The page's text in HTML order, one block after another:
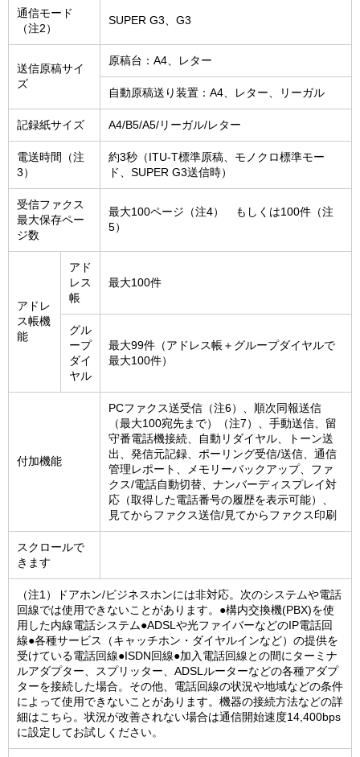
通信モード
（注2）
SUPER G3、G3
送信原稿サイ
ズ
原稿台：A4、レター
自動原稿送り装置：A4、レター、リーガル
記録紙サイズ A4/B5/A5/リーガル/レター
電送時間（注
3）
約3秒（ITU-T標準原稿、モノクロ標準モー
ド、SUPER G3送信時）
受信ファクス
最大保存ペー
ジ数
最大100ページ（注4） もしくは100件（注
5）
アドレ
ス帳機
能
アド
レス
帳
最大100件
グル
ープ
ダイ
ヤル
最大99件（アドレス帳＋グループダイヤルで
最大100件）
付加機能
PCファクス送受信（注6）、順次同報送信
（最大100宛先まで）（注7）、手動送信、留
守番電話機接続、自動リダイヤル、トーン送
出、発信元記録、ポーリング受信/送信、通信
管理レポート、メモリーバックアップ、ファ
クス/電話自動切替、ナンバーディスプレイ対
応（取得した電話番号の履歴を表示可能）、
見てからファクス送信/見てからファクス印刷
スクロールで
きます
（注1）ドアホン/ビジネスホンには非対応。次のシステムや電話
回線では使用できないことがあります。●構内交換機(PBX)を使
用した内線電話システム●ADSLや光ファイバーなどのIP電話回
線●各種サービス（キャッチホン・ダイヤルインなど）の提供を
受けている電話回線●ISDN回線●加入電話回線との間にターミナ
ルアダプター、スプリッター、ADSLルーターなどの各種アダプ
ターを接続した場合。その他、電話回線の状況や地域などの条件
によって使用できないことがあります。機器の接続方法などの詳
細はこちら。状況が改善されない場合は通信開始速度14,400bps
に設定してお試しください。